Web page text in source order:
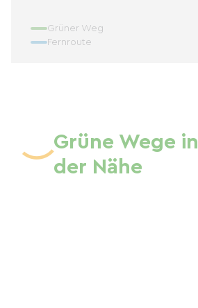
Grüner Weg
Fernroute
Grüne Wege in
der Nähe